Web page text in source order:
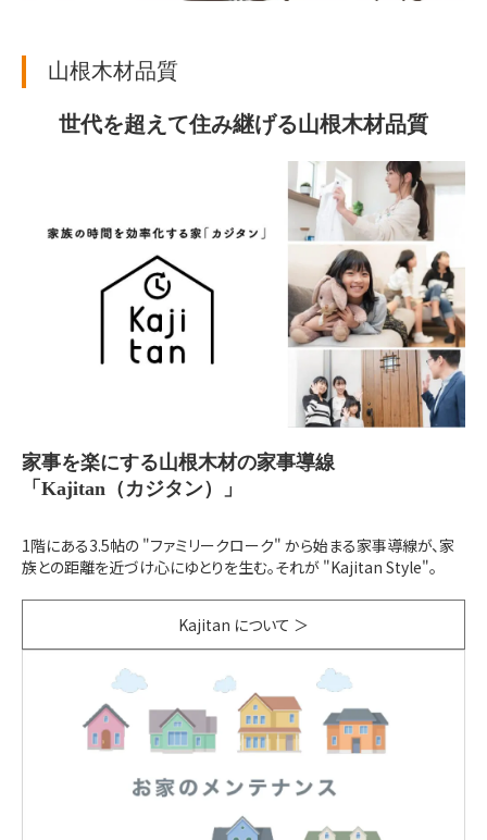
山根木材品質
世代を超えて住み継げる山根木材品質
家事を楽にする山根木材の家事導線
「Kajitan（カジタン）」
1階にある3.5帖の "ファミリークローク" から始まる家事導線が、家
族との距離を近づけ心にゆとりを生む。それが "Kajitan Style"。
Kajitan について ＞